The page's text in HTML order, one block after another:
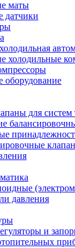
маты
датчики
холодильные
оборудование
для
давления
и